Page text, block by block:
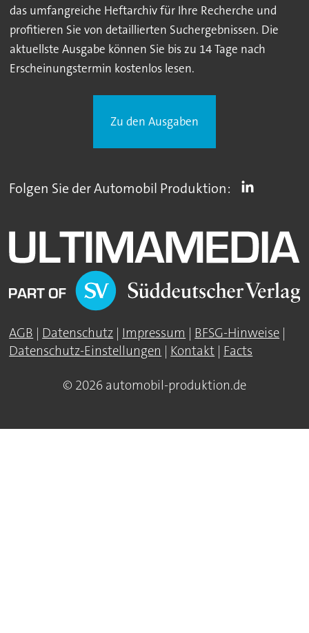
das umfangreiche Heftarchiv für Ihre Recherche und
profitieren Sie von detaillierten Suchergebnissen. Die
aktuellste Ausgabe können Sie bis zu 14 Tage nach
Erscheinungstermin kostenlos lesen.
Zu den Ausgaben
Folgen Sie der Automobil Produktion:
AGB | Datenschutz | Impressum | BFSG-Hinweise |
Datenschutz-Einstellungen | Kontakt | Facts
© 2026 automobil-produktion.de